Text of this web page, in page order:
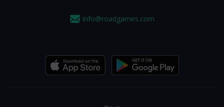
info@roadgames.com